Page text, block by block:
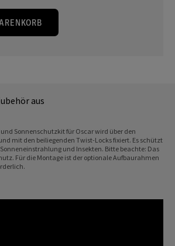
aus
Sonnenschutzkit für Oscar wird über den
mit den beiliegenden Twist-Locks fixiert. Es schützt
und Insekten. Bitte beachte: Das
Für die Montage ist der optionale Aufbaurahmen